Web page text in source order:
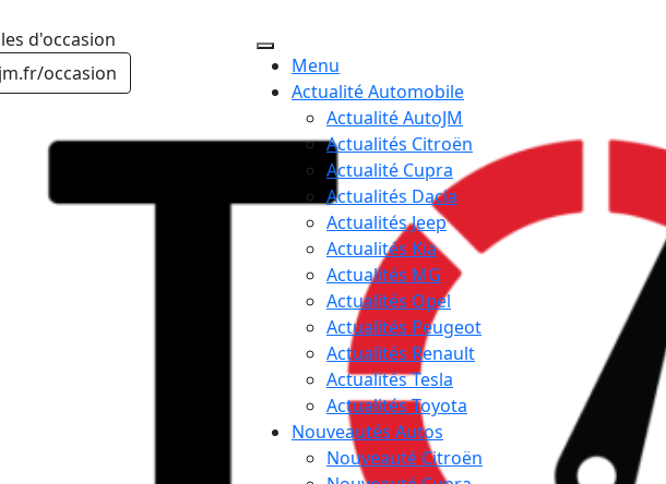
d'occasion
occasion
Menu
Actualité Automobile
Actualité AutoJM
Actualités Citroën
Actualité Cupra
Actualités Dacia
Actualités Jeep
Actualités Kia
Actualités MG
Actualités Opel
Actualités Peugeot
Actualités Renault
Actualités Tesla
Actualités Toyota
Nouveautés Autos
Nouveauté Citroën